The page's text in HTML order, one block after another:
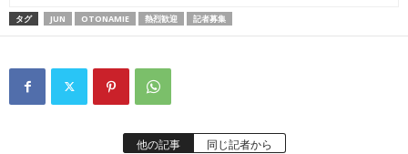
タグ JUN OTONAMIE 熱烈歓迎 記者募集
他の記事 同じ記者から